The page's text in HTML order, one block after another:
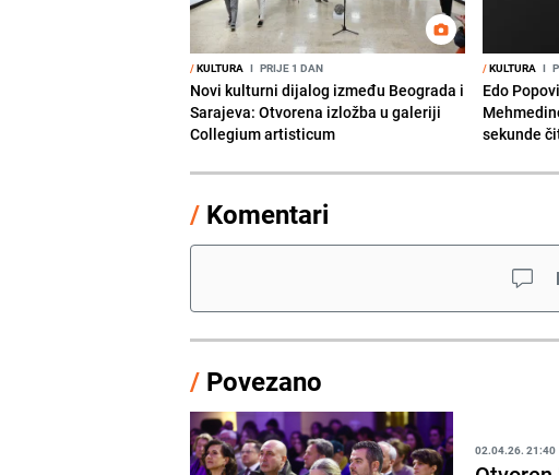
/KULTURA I PRIJE 1 DAN
Novi kulturni dijalog između Beograda i
Sarajeva: Otvorena izložba u galeriji
Collegium artisticum
/KULTURA I
Edo
sekunde
/ Komentari
/ Povezano
02.04.26. 21:40